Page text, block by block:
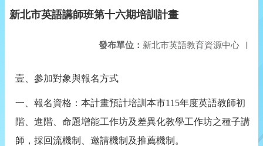
新北市英語講師班第十六期培訓計畫
發布單位： 新北市英語教育資源中心 |
壹、參加對象與報名方式
一、報名資格：本計畫預計培訓本市115年度英語教師初
階、進階、命題增能工作坊及差異化教學工作坊之種子講
師，採回流機制、邀請機制及推薦機制。